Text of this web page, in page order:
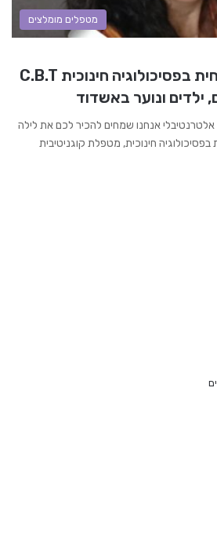
מטפלים מומלצים
לילה קוסקוב – מומחית בפסיכולוגיה חינוכית C.B.T
ילדים ונוער באשדוד
אנחנו שמחים להכיר לכם את לילה
חינוכית, מטפלת קוגניטיבית